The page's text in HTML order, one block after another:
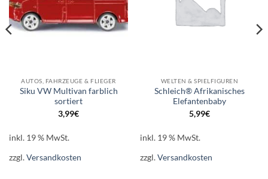
AUTOS, FAHRZEUGE & FLIEGER
Siku VW Multivan farblich
sortiert
3,99€
inkl. 19 % MwSt.
zzgl.Versandkosten
WELTEN & SPIELFIGUREN
Schleich® Afrikanisches
Elefantenbaby
5,99€
inkl. 19 % MwSt.
zzgl.Versandkosten